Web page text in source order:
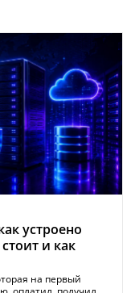
устроено
и как
на первый